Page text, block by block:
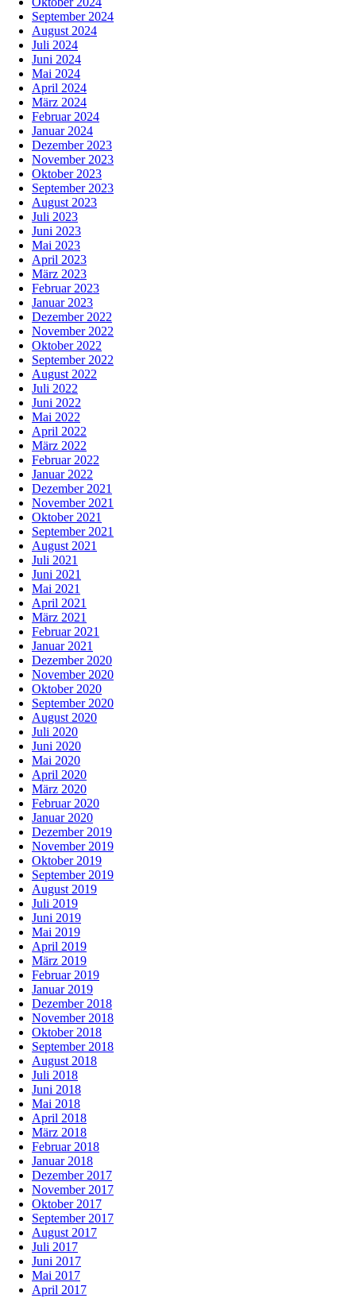
September 2024
August 2024
Juli 2024
Juni 2024
Mai 2024
April 2024
März 2024
Februar 2024
Januar 2024
Dezember 2023
November 2023
Oktober 2023
September 2023
August 2023
Juli 2023
Juni 2023
Mai 2023
April 2023
März 2023
Februar 2023
Januar 2023
Dezember 2022
November 2022
Oktober 2022
September 2022
August 2022
Juli 2022
Juni 2022
Mai 2022
April 2022
März 2022
Februar 2022
Januar 2022
Dezember 2021
November 2021
Oktober 2021
September 2021
August 2021
Juli 2021
Juni 2021
Mai 2021
April 2021
März 2021
Februar 2021
Januar 2021
Dezember 2020
November 2020
Oktober 2020
September 2020
August 2020
Juli 2020
Juni 2020
Mai 2020
April 2020
März 2020
Februar 2020
Januar 2020
Dezember 2019
November 2019
Oktober 2019
September 2019
August 2019
Juli 2019
Juni 2019
Mai 2019
April 2019
März 2019
Februar 2019
Januar 2019
Dezember 2018
November 2018
Oktober 2018
September 2018
August 2018
Juli 2018
Juni 2018
Mai 2018
April 2018
März 2018
Februar 2018
Januar 2018
Dezember 2017
November 2017
Oktober 2017
September 2017
August 2017
Juli 2017
Juni 2017
Mai 2017
April 2017